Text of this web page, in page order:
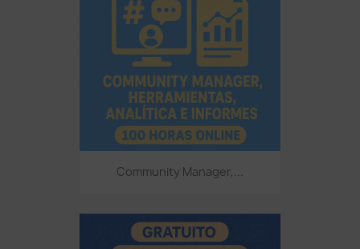
Community Manager,...